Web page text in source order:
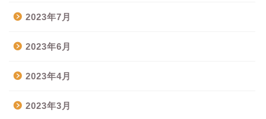
2023年7月
2023年6月
2023年4月
2023年3月